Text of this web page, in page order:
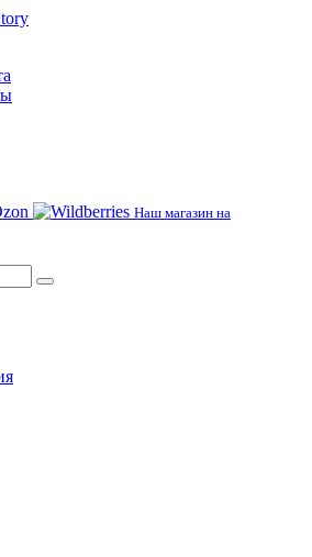
Наш магазин на